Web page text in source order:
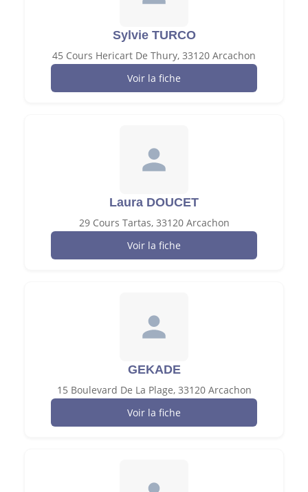
Sylvie TURCO
45 Cours Hericart De Thury, 33120 Arcachon
Voir la fiche
Laura DOUCET
29 Cours Tartas, 33120 Arcachon
Voir la fiche
GEKADE
15 Boulevard De La Plage, 33120 Arcachon
Voir la fiche